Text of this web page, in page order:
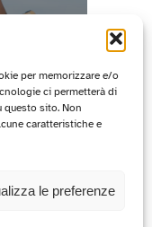
per memorizzare e/o
ci permetterà di
questo sito. Non
caratteristiche e
le preferenze